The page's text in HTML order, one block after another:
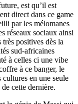
est qu’il est
direct dans ce game
par les mélomanes
réseaux sociaux ainsi
positives dès la
sud-africaines
à celles ci une vibe
à ce banger, le
en une seule
cette dernière.